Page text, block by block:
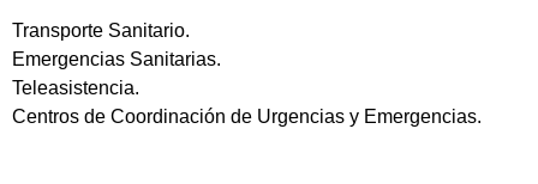
Transporte Sanitario.
Emergencias Sanitarias.
Teleasistencia.
Centros de Coordinación de Urgencias y Emergencias.